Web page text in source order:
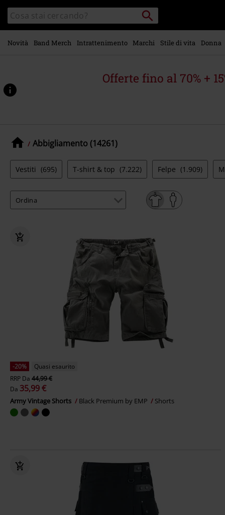
contenuto
principale
Cerca
nel
catalogo
Cerca
Punto
di
ritiro
Novità Band Merch Intrattenimento Marchi Stile di vita Donna
Offerte fino al 70% +
Abbigliamento (14261)
Vestiti (695) T-shirt & top (7.222) Felpe (1.909)
-20%
Quasi esaurito
RRP Da 44,99 €
Da 35,99 €
Army Vintage Shorts Black Premium by EMP Shorts